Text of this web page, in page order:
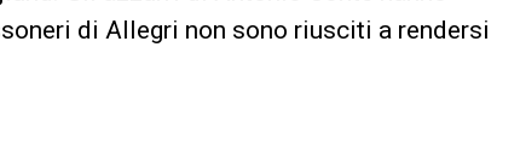
di Allegri non sono riusciti a rendersi